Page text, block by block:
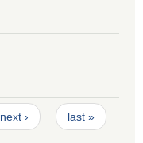
next › last »